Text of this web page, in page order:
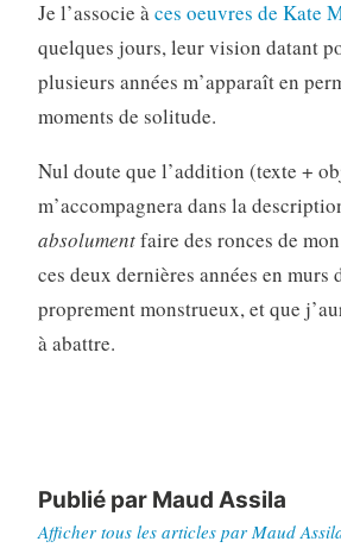
Je l’associe àces oeuvres de Kate
quelques jours, leur vision datant
plusieurs années m’apparaît en
moments de solitude.
Nul doute que l’addition (texte +
m’accompagnera dans la
absolumentfaire des ronces de
ces deux dernières années en murs
proprement monstrueux, et que
à abattre.
Publié par Maud Assila
Afficher tous les articles par Maud